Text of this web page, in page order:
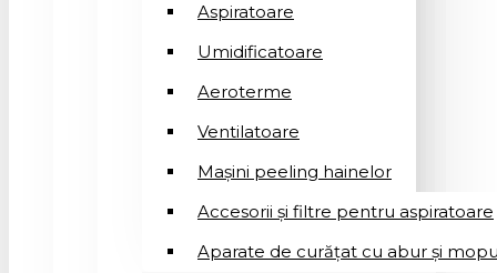
Aspiratoare
Umidificatoare
Aeroterme
Ventilatoare
Mașini peeling hainelor
Accesorii și filtre pentru aspiratoare
Aparate de curățat cu abur și